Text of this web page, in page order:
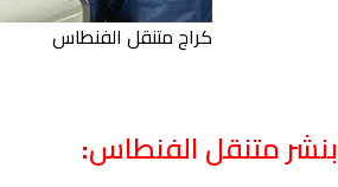
كراج متنقل الفنطاس
بنشر متنقل الفنطاس: